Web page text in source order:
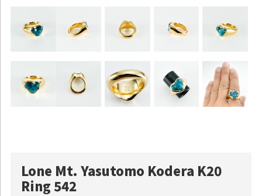
Lone Mt. Yasutomo Kodera K20
Ring 542